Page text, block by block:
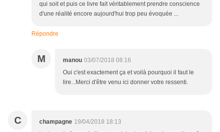
qui soit et puis ce livre fait véritablement prendre conscience
d'une réalité encore aujourd'hui trop peu évoquée ...
Répondre
M manou 03/07/2018 08:16
Oui c'est exactement ça et voilà pourquoi il faut le
lire...Merci d'être venu ici donner votre ressenti.
C champagne 19/04/2018 18:13